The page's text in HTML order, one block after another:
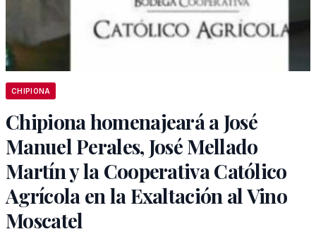
CHIPIONA
Chipiona homenajeará a José
Manuel Perales, José Mellado
Martín y la Cooperativa Católico
Agrícola en la Exaltación al Vino
Moscatel